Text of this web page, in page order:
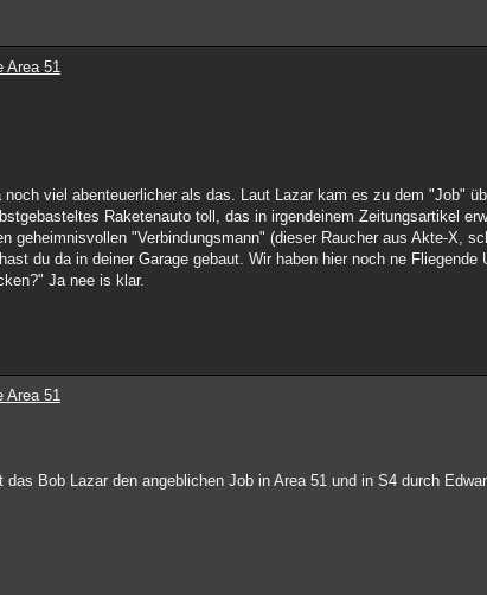
Area 51
viel abenteuerlicher als das. Laut Lazar kam es zu dem "Job"
Raketenauto toll, das in irgendeinem Zeitungsartikel
geheimnisvollen "Verbindungsmann" (dieser Raucher aus Akte-X,
du da in deiner Garage gebaut. Wir haben hier noch ne
Ja nee is klar.
Area 51
Bob Lazar den angeblichen Job in Area 51 und in S4 durch